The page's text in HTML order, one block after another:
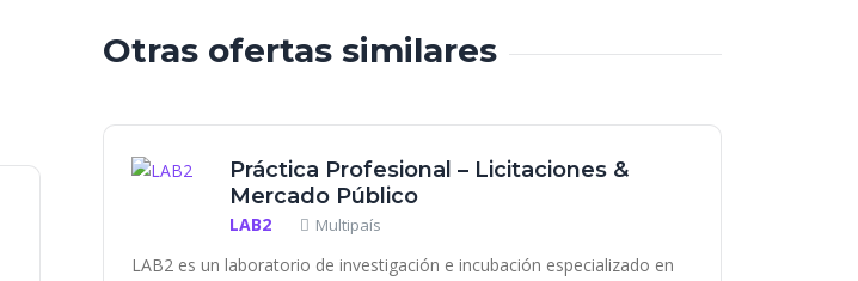
Otras ofertas similares
Práctica Profesional – Licitaciones &
Mercado Público
LAB2 Multipaís
LAB2 es un laboratorio de investigación e incubación especializado en